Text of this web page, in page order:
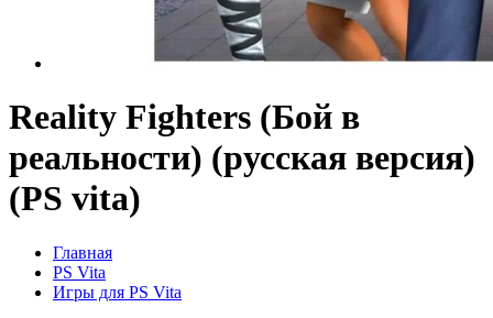
Reality Fighters (Бой в
реальности) (русская версия)
(PS vita)
Главная
PS Vita
Игры для PS Vita